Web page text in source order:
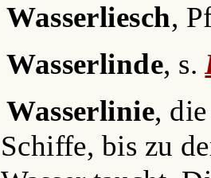
Wasserliesch,
Wasserlinde, s.
Wasserlinie,
Schiffe, bis zu